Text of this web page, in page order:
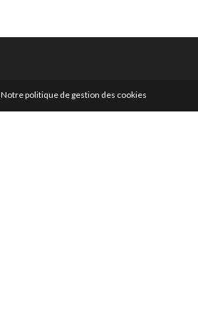
Notre politique de gestion des cookies